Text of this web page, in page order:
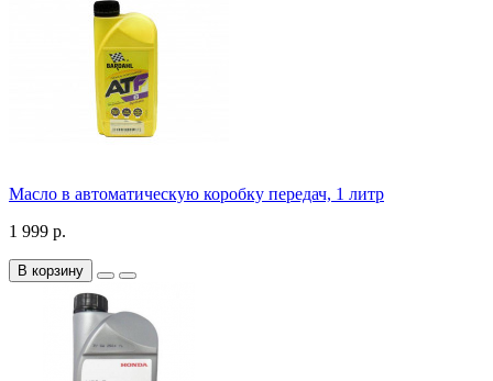
Масло в автоматическую коробку передач, 1 литр
1 999 р.
В корзину